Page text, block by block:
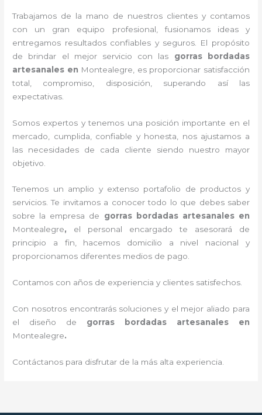
Trabajamos de la mano de nuestros clientes y contamos
con un gran equipo profesional, fusionamos ideas y
entregamos resultados confiables y seguros. El propósito
de brindar el mejor servicio con las gorras bordadas
artesanales en Montealegre, es proporcionar satisfacción
total, compromiso, disposición, superando así las
expectativas.
Somos expertos y tenemos una posición importante en el
mercado, cumplida, confiable y honesta, nos ajustamos a
las necesidades de cada cliente siendo nuestro mayor
objetivo.
Tenemos un amplio y extenso portafolio de productos y
servicios. Te invitamos a conocer todo lo que debes saber
sobre la empresa de gorras bordadas artesanales en
Montealegre, el personal encargado te asesorará de
principio a fin, hacemos domicilio a nivel nacional y
proporcionamos diferentes medios de pago.
Contamos con años de experiencia y clientes satisfechos.
Con nosotros encontrarás soluciones y el mejor aliado para
el diseño de gorras bordadas artesanales en
Montealegre.
Contáctanos para disfrutar de la más alta experiencia.